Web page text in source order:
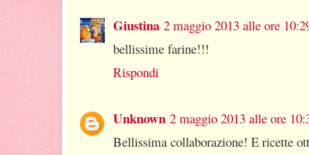
Giustina 2 maggio 2013 alle ore
bellissime farine!!!
Rispondi
Unknown 2 maggio 2013 alle ore
Bellissima collaborazione! E ricette